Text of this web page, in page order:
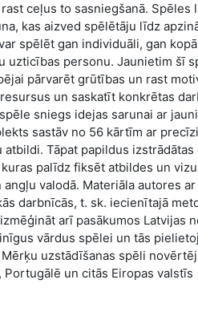
ceļus to sasniegšanā.
kas aizved spēlētāju līdz
spēlēt gan individuāli, gan
uzticības personu. Jaunietim šī
pārvarēt grūtības un rast
un saskatīt konkrētas
sniegs idejas sarunai ar
sastāv no 56 kārtīm ar
Tāpat papildus
palīdz fiksēt atbildes un
valodā. Materiāla autores
darbnīcās, t. sk. iecienītajā
arī pasākumos Latvijas
vārdus spēlei un tās
uzstādīšanas spēli
un citās Eiropas valstīs